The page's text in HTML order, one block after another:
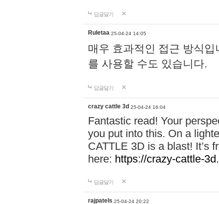
답글달기
Ruletaa 25-04-24 14:05
매우 효과적인 접근 방식입
를 사용할 수도 있습니다.
답글달기
crazy cattle 3d 25-04-24 16:04
Fantastic read! Your
you put into this. On a
CATTLE 3D is a blast! It’s
here: https://crazy-cattle-
답글달기
rajpatels 25-04-24 20:22